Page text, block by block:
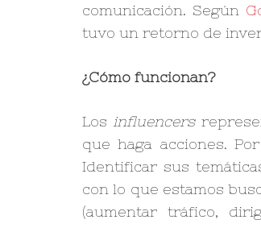
comunicación. Según
tuvo un retorno de
¿Cómo funcionan?
Los influencers
que haga acciones.
Identificar sus
con lo que estamos
(aumentar tráfico,